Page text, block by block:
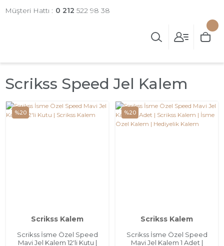
Müşteri Hattı : 0 212 522 98 38
Scrikss Speed Jel Kalem
%20
Scrikss Kalem
Scrikss İsme Özel Speed
Mavi Jel Kalem 12'li Kutu |
%20
Scrikss Kalem
Scrikss İsme Özel Speed
Mavi Jel Kalem 1 Adet |